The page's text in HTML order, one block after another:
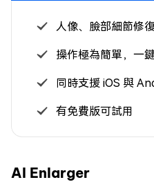
人像、臉部細節修
操作極為簡單，一
同時支援 iOS 與
有免費版可試用
AI Enlarger